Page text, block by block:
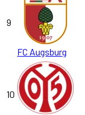
9
FC Augsburg
10